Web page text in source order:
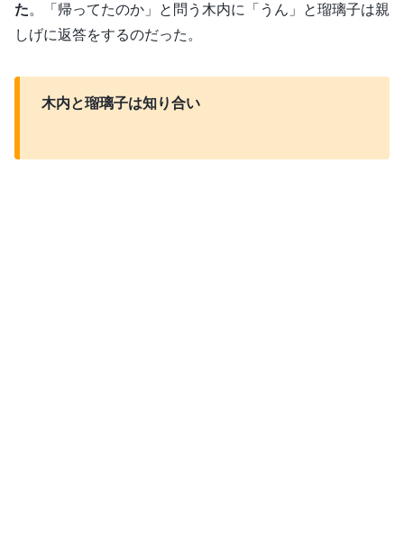
た。「帰ってたのか」と問う木内に「うん」と瑠璃子は親
しげに返答をするのだった。
木内と瑠璃子は知り合い